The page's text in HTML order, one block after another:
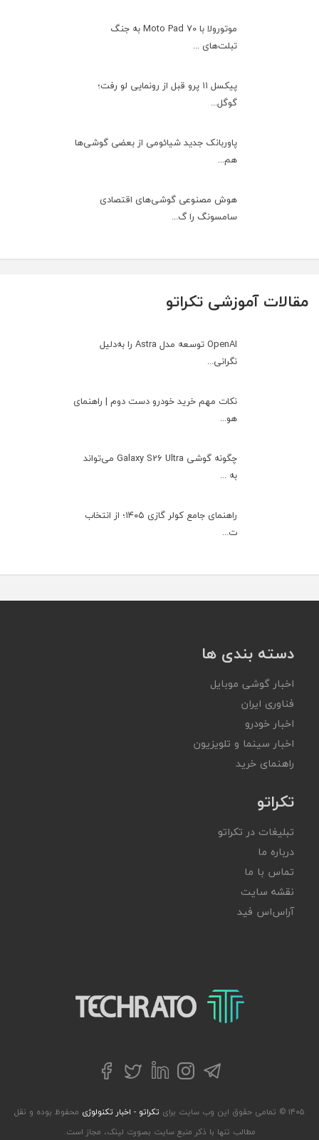
موتورولا با Moto Pad 70 به جنگ
تبلت‌های ...
پیکسل ۱۱ پرو قبل از رونمایی لو رفت؛
گوگل...
پاوربانک جدید شیائومی از بعضی گوشی‌ها
هم...
هوش مصنوعی گوشی‌های اقتصادی
سامسونگ را گ...
مقالات آموزشی تکراتو
OpenAI توسعه مدل Astra را به‌دلیل
نگرانی...
نکات مهم خرید خودرو دست دوم | راهنمای
هو...
چگونه گوشی Galaxy S26 Ultra می‌تواند
به ...
راهنمای جامع کولر گازی ۱۴۰۵؛ از انتخاب
ت...
دسته بندی ها
اخبار گوشی موبایل
فناوری ایران
اخبار خودرو
اخبار سینما و تلویزیون
راهنمای خرید
تکراتو
تبلیغات در تکراتو
درباره ما
تماس با ما
نقشه سایت
آر‌اس‌اس فید
تکراتو – زندگی با تکنولوژی
تلگراماینستاگرام
لینکداینتوییترفیسبوک
۱۴۰۵ © تمامی حقوق این وب سایت برای تکراتو - اخبار تکنولوژی محفوظ بوده و نقل
مطالب تنها با ذکر منبع سایت بصورت لینک، مجاز است.